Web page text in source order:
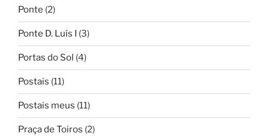
Ponte (2)
Ponte D. Luís I (3)
Portas do Sol (4)
Postais (11)
Postais meus (11)
Praça de Toiros (2)